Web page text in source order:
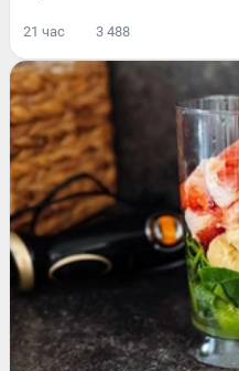
21 час 3 488